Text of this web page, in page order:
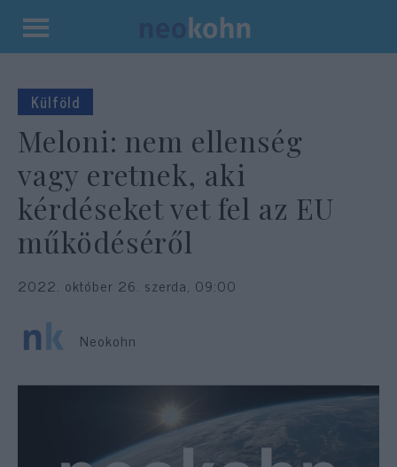
Kilépés
tartalomba
Külföld
Meloni: nem ellenség
vagy eretnek, aki
kérdéseket vet fel az EU
működéséről
2022. október 26. szerda, 09:00
Neokohn